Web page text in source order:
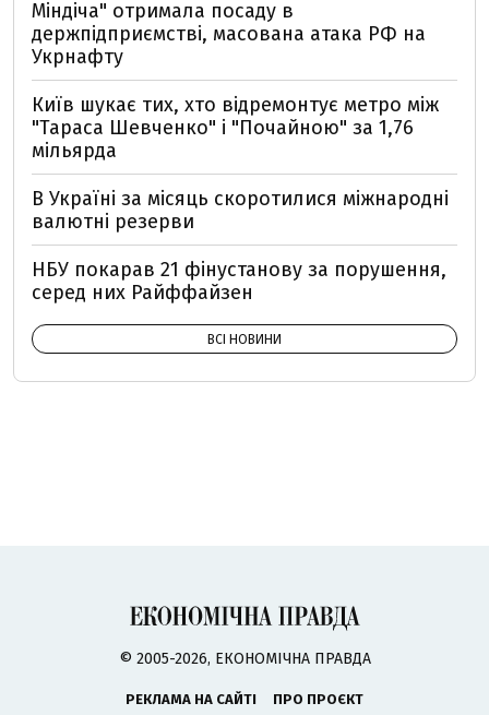
Міндіча" отримала посаду в
держпідприємстві, масована атака РФ на
Укрнафту
Київ шукає тих, хто відремонтує метро між
"Тараса Шевченко" і "Почайною" за 1,76
мільярда
В Україні за місяць скоротилися міжнародні
валютні резерви
НБУ покарав 21 фінустанову за порушення,
серед них Райффайзен
ВСІ НОВИНИ
© 2005-2026, ЕКОНОМІЧНА ПРАВДА
РЕКЛАМА НА САЙТІ
ПРО ПРОЄКТ